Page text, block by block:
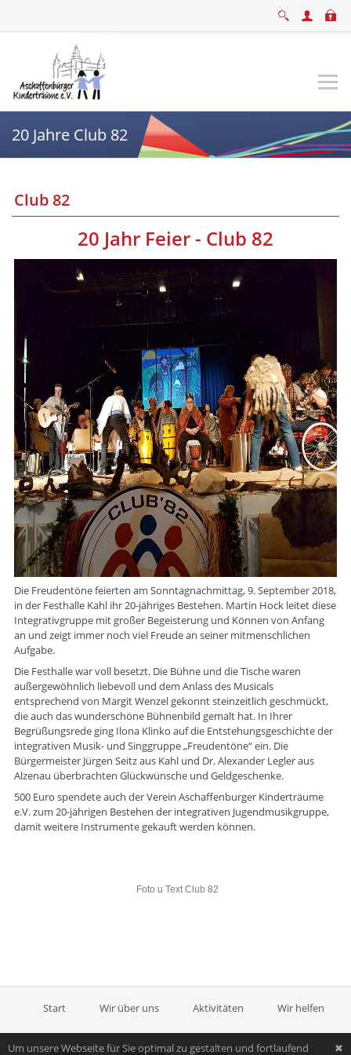
20 Jahre Club 82
Club 82
20 Jahr Feier - Club 82
Die Freudentöne feierten am Sonntagnachmittag, 9. September 2018,
in der Festhalle Kahl ihr 20-jähriges Bestehen. Martin Hock leitet diese
Integrativgruppe mit großer Begeisterung und Können von Anfang
an und zeigt immer noch viel Freude an seiner mitmenschlichen
Aufgabe.
Die Festhalle war voll besetzt. Die Bühne und die Tische waren
außergewöhnlich liebevoll und dem Anlass des Musicals
entsprechend von Margit Wenzel gekonnt steinzeitlich geschmückt,
die auch das wunderschöne Bühnenbild gemalt hat. In Ihrer
Begrüßungsrede ging Ilona Klinko auf die Entstehungsgeschichte der
integrativen Musik- und Singgruppe „Freudentöne“ ein. Die
Bürgermeister Jürgen Seitz aus Kahl und Dr. Alexander Legler aus
Alzenau überbrachten Glückwünsche und Geldgeschenke.
500 Euro spendete auch der Verein Aschaffenburger Kinderträume
e.V. zum 20-jährigen Bestehen der integrativen Jugendmusikgruppe,
damit weitere Instrumente gekauft werden können.
Foto u Text Club 82
Start Wir über uns Aktivitäten Wir helfen
Kindern Resonanz Archiv Links
Um unsere Webseite für Sie optimal zu gestalten und fortlaufend ✖